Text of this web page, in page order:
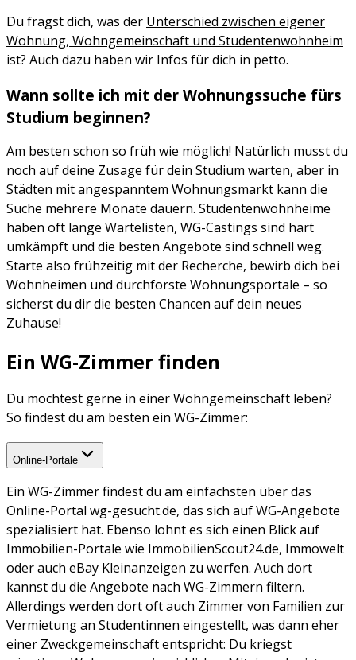
Du fragst dich, was der Unterschied zwischen eigener
Wohnung, Wohngemeinschaft und Studentenwohnheim
ist? Auch dazu haben wir Infos für dich in petto.
Wann sollte ich mit der Wohnungssuche fürs
Studium beginnen?
Am besten schon so früh wie möglich! Natürlich musst du
noch auf deine Zusage für dein Studium warten, aber in
Städten mit angespanntem Wohnungsmarkt kann die
Suche mehrere Monate dauern. Studentenwohnheime
haben oft lange Wartelisten, WG-Castings sind hart
umkämpft und die besten Angebote sind schnell weg.
Starte also frühzeitig mit der Recherche, bewirb dich bei
Wohnheimen und durchforste Wohnungsportale – so
sicherst du dir die besten Chancen auf dein neues
Zuhause!
Ein WG-Zimmer finden
Du möchtest gerne in einer Wohngemeinschaft leben?
So findest du am besten ein WG-Zimmer:
Online-Portale
Ein WG-Zimmer findest du am einfachsten über das
Online-Portal wg-gesucht.de, das sich auf WG-Angebote
spezialisiert hat. Ebenso lohnt es sich einen Blick auf
Immobilien-Portale wie ImmobilienScout24.de, Immowelt
oder auch eBay Kleinanzeigen zu werfen. Auch dort
kannst du die Angebote nach WG-Zimmern filtern.
Allerdings werden dort oft auch Zimmer von Familien zur
Vermietung an Studentinnen eingestellt, was dann eher
einer Zweckgemeinschaft entspricht: Du kriegst